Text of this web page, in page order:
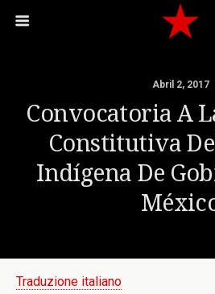
Abril 2, 2017
Convocatoria A
Constitutiva
Indígena De
Traduzione italiano